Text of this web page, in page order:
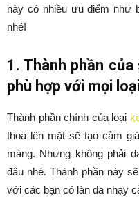
này có nhiều ưu điểm như
nhé!
1. Thành phần
phù hợp với mọi
Thành phần chính của loại
thoa lên mặt sẽ tạo cảm
màng. Nhưng không phải
đâu nhé. Thành phần này
với các bạn có làn da nhạy